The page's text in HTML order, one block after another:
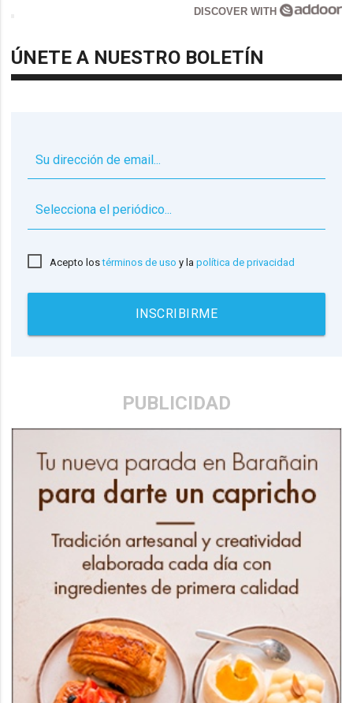
DISCOVER WITH
ÚNETE A NUESTRO BOLETÍN
Acepto lostérminos de uso y lapolítica de privacidad
INSCRIBIRME
PUBLICIDAD